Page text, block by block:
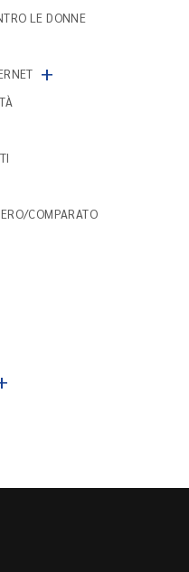
LE DONNE
+
COMPARATO